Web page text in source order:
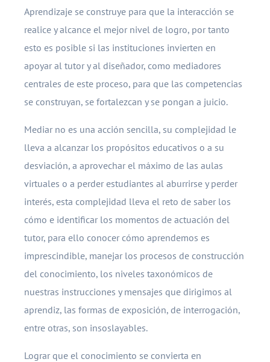
Aprendizaje se construye para que la interacción se
realice y alcance el mejor nivel de logro, por tanto
esto es posible si las instituciones invierten en
apoyar al tutor y al diseñador, como mediadores
centrales de este proceso, para que las competencias
se construyan, se fortalezcan y se pongan a juicio.
Mediar no es una acción sencilla, su complejidad le
lleva a alcanzar los propósitos educativos o a su
desviación, a aprovechar el máximo de las aulas
virtuales o a perder estudiantes al aburrirse y perder
interés, esta complejidad lleva el reto de saber los
cómo e identificar los momentos de actuación del
tutor, para ello conocer cómo aprendemos es
imprescindible, manejar los procesos de construcción
del conocimiento, los niveles taxonómicos de
nuestras instrucciones y mensajes que dirigimos al
aprendiz, las formas de exposición, de interrogación,
entre otras, son insoslayables.
Lograr que el conocimiento se convierta en